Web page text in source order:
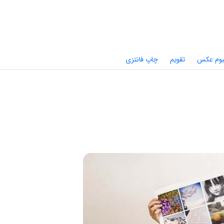
عکس تقویم چاپ فانتزی